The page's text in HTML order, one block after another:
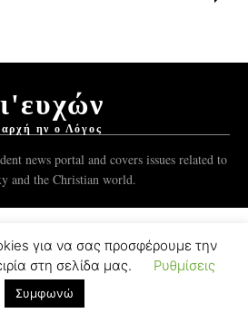
ην ο Λόγος
news portal and covers issues related to
and the Christian world.
Group. Development.
για να σας προσφέρουμε την
στη σελίδα μας.
Ρυθμίσεις
Συμφωνώ